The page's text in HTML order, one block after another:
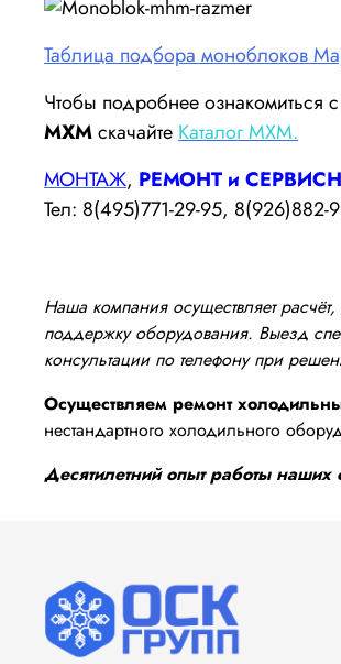
Таблица подбора моноблоков
Чтобы подробнее ознакомиться
МХМскачайте Каталог МХМ.
МОНТАЖ, РЕМОНТ и
Тел: 8(495)771-29-95, 8(926)882-
Наша компания осуществляет
поддержку оборудования. Выезд
консультации по телефону при
Осуществляем ремонт
нестандартного холодильного
Десятилетний опыт работы наших